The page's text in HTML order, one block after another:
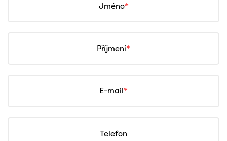
Jméno
Příjmení
E-mail
Telefon